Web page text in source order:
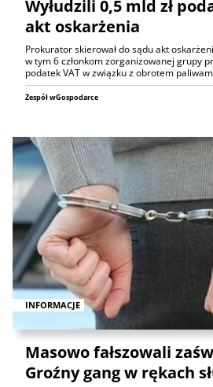
Wyłudzili 0,5 mld zł
akt oskarżenia
Prokurator skierował do sądu akt
w tym 6 członkom zorganizowanej grupy
podatek VAT w związku z obrotem
Zespół wGospodarce
INFORMACJE
Masowo fałszowali
Groźny gang w rękach